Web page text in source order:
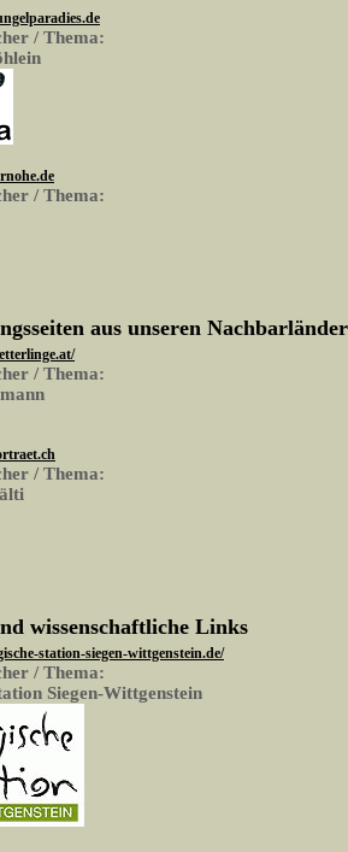
/ Thema:
/ Thema:
aus unseren
/ Thema:
/ Thema:
wissenschaftliche Links
station-siegen-wittgenstein.de/
/ Thema:
Siegen-Wittgenstein